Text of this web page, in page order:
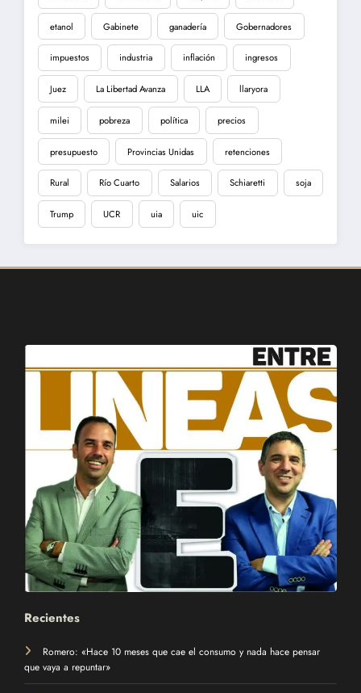
etanol Gabinete ganadería Gobernadores
impuestos industria inflación ingresos
Juez La Libertad Avanza LLA llaryora
milei pobreza política precios
presupuesto Provincias Unidas retenciones
Rural Río Cuarto Salarios Schiaretti soja
Trump UCR uia uic
Recientes
Romero: «Hace 10 meses que cae el consumo y nada hace pensar
que vaya a repuntar»